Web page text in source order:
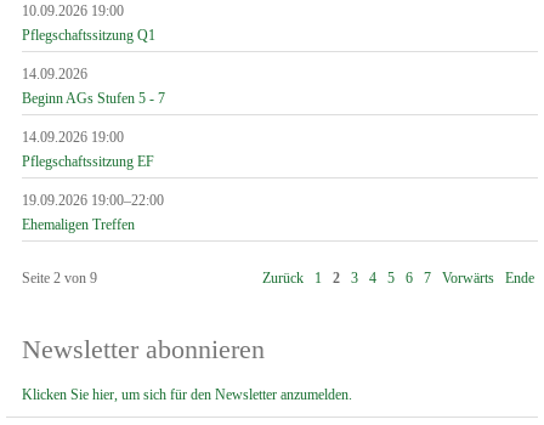
10.09.2026 19:00
Pflegschaftssitzung Q1
14.09.2026
Beginn AGs Stufen 5 - 7
14.09.2026 19:00
Pflegschaftssitzung EF
19.09.2026 19:00–22:00
Ehemaligen Treffen
Seite 2 von 9 Zurück 1 2 3 4 5 6 7 Vorwärts Ende
Newsletter abonnieren
Klicken Sie hier, um sich für den Newsletter anzumelden.